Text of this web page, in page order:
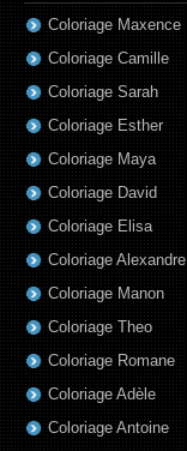
Coloriage Maxence
Coloriage Camille
Coloriage Sarah
Coloriage Esther
Coloriage Maya
Coloriage David
Coloriage Elisa
Coloriage Alexandre
Coloriage Manon
Coloriage Theo
Coloriage Romane
Coloriage Adèle
Coloriage Antoine